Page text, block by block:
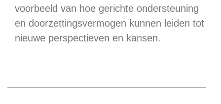
voorbeeld van hoe gerichte ondersteuning
en doorzettingsvermogen kunnen leiden tot
nieuwe perspectieven en kansen.